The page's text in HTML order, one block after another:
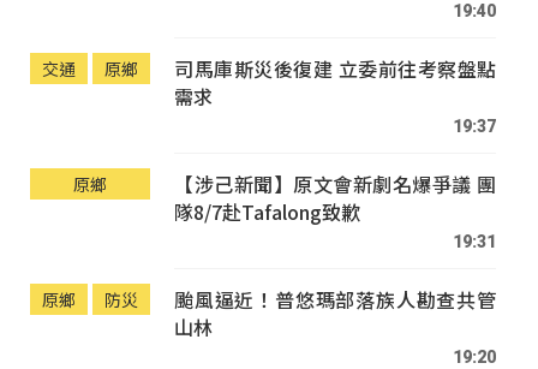
19:40
交通 原鄉
司馬庫斯災後復建 立委前往考察盤點
需求
19:37
原鄉
【涉己新聞】原文會新劇名爆爭議 團
隊8/7赴Tafalong致歉
19:31
原鄉 防災
颱風逼近！普悠瑪部落族人勘查共管
山林
19:20